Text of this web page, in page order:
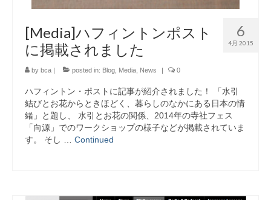
6
4月 2015
[Media]ハフィントンポスト
に掲載されました
by bca | posted in: Blog Media News | 0
ハフィントン・ポストに記事が紹介されました！ 「水引
結びとお花からときほどく、暮らしのなかにある日本の情
緒」と題し、 水引とお花の関係、2014年の寺社フェス
「向源」でのワークショップの様子などが掲載されていま
す。 そし … Continued